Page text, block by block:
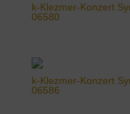
k-Klezmer-Konzert
06580
k-Klezmer-Konzert
06586